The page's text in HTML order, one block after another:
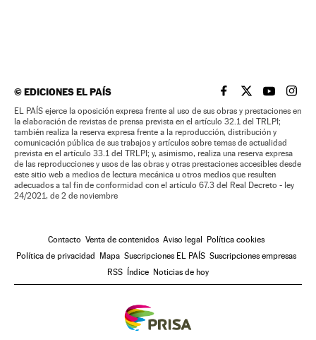
©EDICIONES EL PAÍS EL PAÍS BRASIL EN
EL PAÍSEL PAÍS
EL
EL PAÍS ejerce la oposición expresa frente al uso de sus obras y prestaciones en
la elaboración de revistas de prensa prevista en el artículo 32.1 del TRLPI;
también realiza la reserva expresa frente a la reproducción, distribución y
comunicación pública de sus trabajos y artículos sobre temas de actualidad
prevista en el artículo 33.1 del TRLPI; y, asimismo, realiza una reserva expresa
de las reproducciones y usos de las obras y otras prestaciones accesibles desde
este sitio web a medios de lectura mecánica u otros medios que resulten
adecuados a tal fin de conformidad con el artículo 67.3 del Real Decreto - ley
24/2021, de 2 de noviembre
Contacto Venta de contenidos Aviso legal Política cookies
Política de privacidad Mapa Suscripciones EL PAÍS Suscripciones empresas
RSS Índice Noticias de hoy